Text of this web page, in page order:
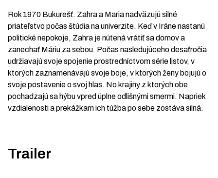
Rok 1970 Bukurešť. Zahra a Maria nadväzujú silné
priateľstvo počas štúdia na univerzite. Keď v Iráne nastanú
politické nepokoje, Zahra je nútená vrátiť sa domov a
zanechať Máriu za sebou. Počas nasledujúceho desaťročia
udržiavajú svoje spojenie prostredníctvom série listov, v
ktorých zaznamenávajú svoje boje, v ktorých ženy bojujú o
svoje postavenie o svoj hlas. No krajiny z ktorých obe
pochadzajú sa hýbu vpred úplne odlišnými smermi. Napriek
vzdialenosti a prekážkam ich túžba po sebe zostáva silná.
Trailer